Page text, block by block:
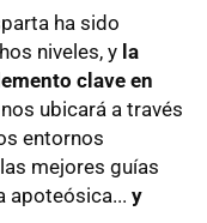
ha sido
niveles, y la
clave en
ubicará a través
entornos
mejores guías
apoteósica... y